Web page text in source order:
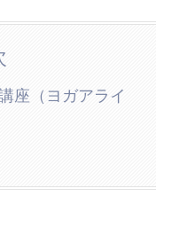
座（ヨガアライ